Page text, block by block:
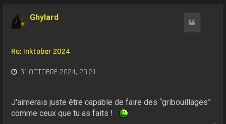
Ghylard
Re: Inktober 2024
31 OCTOBRE 2024, 20:21
J'aimerais juste être capable de faire des “gribouillages”
comme ceux que tu as faits !